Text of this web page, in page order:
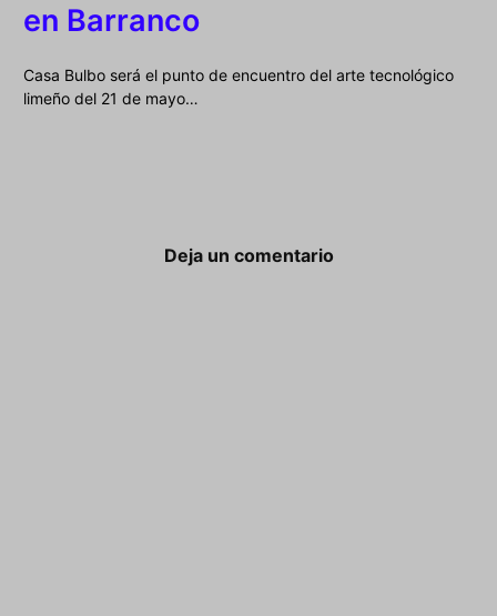
en Barranco
Casa Bulbo será el punto de encuentro del arte tecnológico
limeño del 21 de mayo…
Deja un comentario